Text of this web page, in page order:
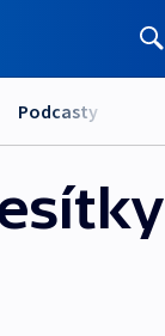
Podcasty